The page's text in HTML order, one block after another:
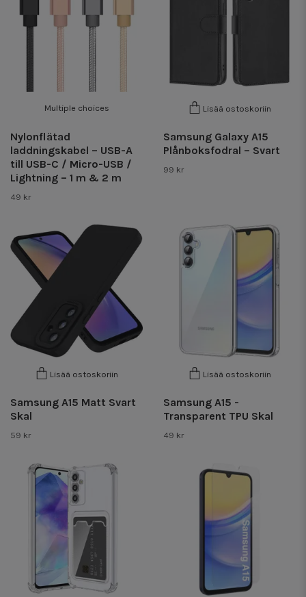
Multiple choices
Nylonflätad
laddningskabel – USB-A
till USB-C / Micro-USB /
Lightning – 1 m & 2 m
49 kr
Lisää ostoskoriin
Samsung Galaxy A15
Plånboksfodral – Svart
99 kr
Lisää ostoskoriin
Samsung A15 Matt Svart
Skal
59 kr
Lisää ostoskoriin
Samsung A15 -
Transparent TPU Skal
49 kr